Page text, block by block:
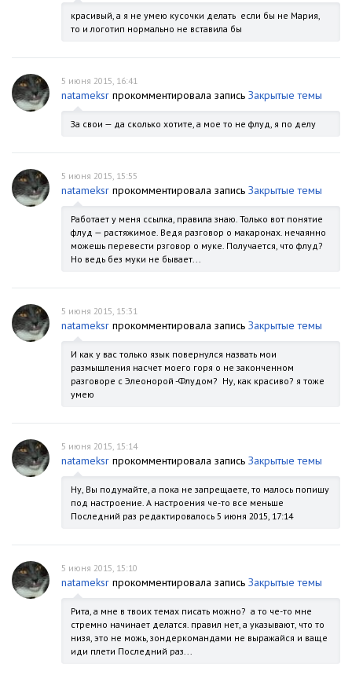
красивый, а я не умею кусочки делать если бы не Мария,
то и логотип нормально не вставила бы
5 июня 2015, 16:41
natameksr прокомментировала запись Закрытые темы
За свои — да сколько хотите, а мое то не флуд, я по делу
5 июня 2015, 15:55
natameksr прокомментировала запись Закрытые темы
Работает у меня ссылка, правила знаю. Только вот понятие
флуд — растяжимое. Ведя разговор о макаронах. нечаянно
можешь перевести рзговор о муке. Получается, что флуд?
Но ведь без муки не бывает...
5 июня 2015, 15:31
natameksr прокомментировала запись Закрытые темы
И как у вас только язык повернулся назвать мои
размышления насчет моего горя о не законченном
разговоре с Элеонорой -Флудом? Ну, как красиво? я тоже
умею
5 июня 2015, 15:14
natameksr прокомментировала запись Закрытые темы
Ну, Вы подумайте, а пока не запрещаете, то малось попишу
под настроение. А настроения че-то все меньше
Последний раз редактировалось 5 июня 2015, 17:14
5 июня 2015, 15:10
natameksr прокомментировала запись Закрытые темы
Рита, а мне в твоих темах писать можно? а то че-то мне
стремно начинает делатся. правил нет, а указывают, что то
низя, это не можь, зондеркомандами не выражайся и ваще
иди плети Последний раз...